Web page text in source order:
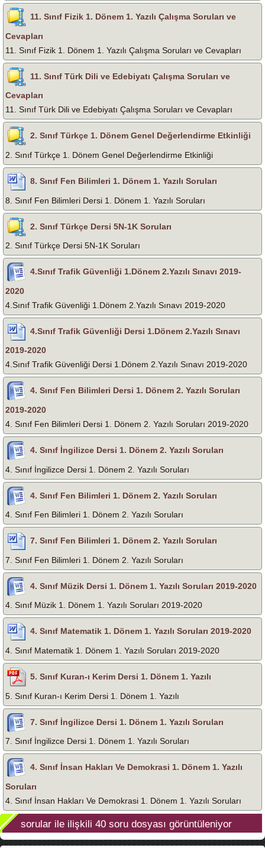
11. Sınıf Fizik 1. Dönem 1. Yazılı Çalışma Soruları ve
Cevapları
11. Sınıf Fizik 1. Dönem 1. Yazılı Çalışma Soruları ve Cevapları
11. Sınıf Türk Dili ve Edebiyatı Çalışma Soruları ve
Cevapları
11. Sınıf Türk Dili ve Edebiyatı Çalışma Soruları ve Cevapları
2. Sınıf Türkçe 1. Dönem Genel Değerlendirme Etkinliği
2. Sınıf Türkçe 1. Dönem Genel Değerlendirme Etkinliği
8. Sınıf Fen Bilimleri 1. Dönem 1. Yazılı Soruları
8. Sınıf Fen Bilimleri Dersi 1. Dönem 1. Yazılı Soruları
2. Sınıf Türkçe Dersi 5N-1K Soruları
2. Sınıf Türkçe Dersi 5N-1K Soruları
4.Sınıf Trafik Güvenliği 1.Dönem 2.Yazılı Sınavı 2019-
2020
4.Sınıf Trafik Güvenliği 1.Dönem 2.Yazılı Sınavı 2019-2020
4.Sınıf Trafik Güvenliği Dersi 1.Dönem 2.Yazılı Sınavı
2019-2020
4.Sınıf Trafik Güvenliği Dersi 1.Dönem 2.Yazılı Sınavı 2019-2020
4. Sınıf Fen Bilimleri Dersi 1. Dönem 2. Yazılı Soruları
2019-2020
4. Sınıf Fen Bilimleri Dersi 1. Dönem 2. Yazılı Soruları 2019-2020
4. Sınıf İngilizce Dersi 1. Dönem 2. Yazılı Soruları
4. Sınıf İngilizce Dersi 1. Dönem 2. Yazılı Soruları
4. Sınıf Fen Bilimleri 1. Dönem 2. Yazılı Soruları
4. Sınıf Fen Bilimleri 1. Dönem 2. Yazılı Soruları
7. Sınıf Fen Bilimleri 1. Dönem 2. Yazılı Soruları
7. Sınıf Fen Bilimleri 1. Dönem 2. Yazılı Soruları
4. Sınıf Müzik Dersi 1. Dönem 1. Yazılı Soruları 2019-2020
4. Sınıf Müzik 1. Dönem 1. Yazılı Soruları 2019-2020
4. Sınıf Matematik 1. Dönem 1. Yazılı Soruları 2019-2020
4. Sınıf Matematik 1. Dönem 1. Yazılı Soruları 2019-2020
5. Sınıf Kuran-ı Kerim Dersi 1. Dönem 1. Yazılı
5. Sınıf Kuran-ı Kerim Dersi 1. Dönem 1. Yazılı
7. Sınıf İngilizce Dersi 1. Dönem 1. Yazılı Soruları
7. Sınıf İngilizce Dersi 1. Dönem 1. Yazılı Soruları
4. Sınıf İnsan Hakları Ve Demokrasi 1. Dönem 1. Yazılı
Soruları
4. Sınıf İnsan Hakları Ve Demokrasi 1. Dönem 1. Yazılı Soruları
sorular ile ilişkili 40 soru dosyası görüntüleniyor